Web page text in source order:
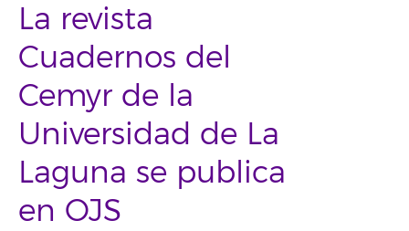
La revista
Cuadernos del
Cemyr de la
Universidad de La
Laguna se publica
en OJS